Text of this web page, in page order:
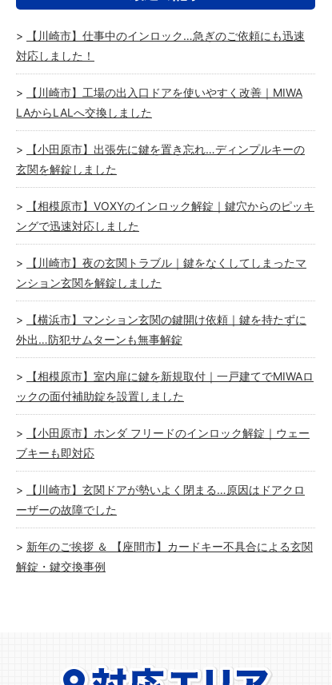
【川崎市】仕事中のインロック…急ぎのご依頼にも迅速
対応しました！
【川崎市】工場の出入口ドアを使いやすく改善｜MIWA
LAからLALへ交換しました
【小田原市】出張先に鍵を置き忘れ…ディンプルキーの
玄関を解錠しました
【相模原市】VOXYのインロック解錠｜鍵穴からのピッキ
ングで迅速対応しました
【川崎市】夜の玄関トラブル｜鍵をなくしてしまったマ
ンション玄関を解錠しました
【横浜市】マンション玄関の鍵開け依頼｜鍵を持たずに
外出…防犯サムターンも無事解錠
【相模原市】室内扉に鍵を新規取付｜一戸建てでMIWAロ
ックの面付補助錠を設置しました
【小田原市】ホンダ フリードのインロック解錠｜ウェー
ブキーも即対応
【川崎市】玄関ドアが勢いよく閉まる…原因はドアクロ
ーザーの故障でした
新年のご挨拶 ＆ 【座間市】カードキー不具合による玄関
解錠・鍵交換事例